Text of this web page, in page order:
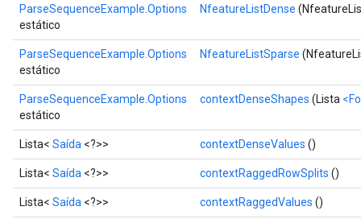
ParseSequenceExample.Options
estático
NfeatureListDense
ParseSequenceExample.Options
estático
NfeatureListSparse
ParseSequenceExample.Options
estático
contextDenseShapes (Lista
Lista< Saída <?>> contextDenseValues ()
Lista< Saída <?>> contextRaggedRowSplits ()
Lista< Saída <?>> contextRaggedValues ()